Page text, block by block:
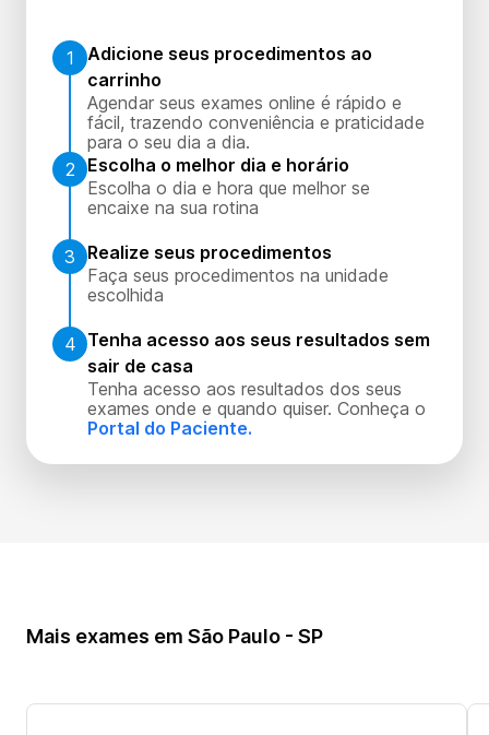
1
Adicione seus procedimentos ao
carrinho
Agendar seus exames online é rápido e
fácil, trazendo conveniência e praticidade
para o seu dia a dia.
2
Escolha o melhor dia e horário
Escolha o dia e hora que melhor se
encaixe na sua rotina
3
Realize seus procedimentos
Faça seus procedimentos na unidade
escolhida
4 Tenha acesso aos seus resultados sem
sair de casa
Tenha acesso aos resultados dos seus
exames onde e quando quiser. Conheça o
Portal do Paciente.
Mais exames em São Paulo - SP